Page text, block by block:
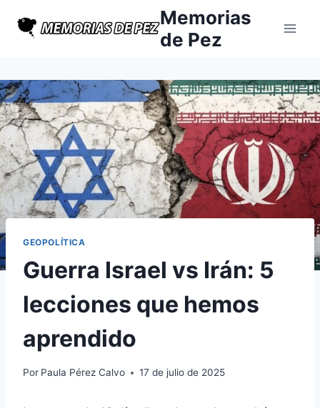
Memorias
de Pez
GEOPOLÍTICA
Guerra Israel vs Irán: 5
lecciones que hemos
aprendido
Por Paula Pérez Calvo 17 de julio de 2025